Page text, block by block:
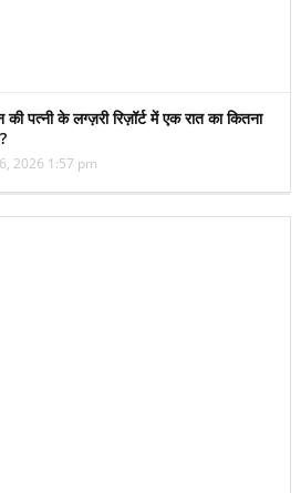
पत्नी के लग्ज़री रिज़ॉर्ट में एक रात का कितना
2026 1:57 pm